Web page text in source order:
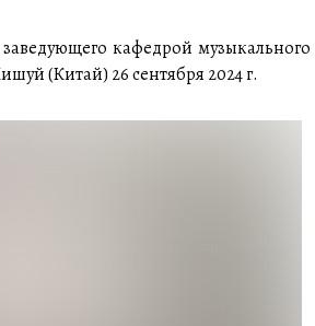
кафедрой
(Китай) 26 сентября 2024 г.